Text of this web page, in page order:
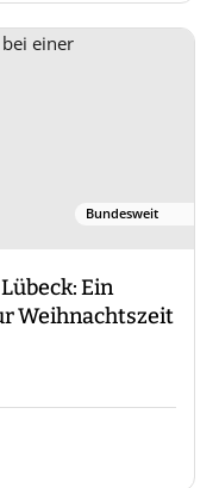
Bundesweit
Ein
Weihnachtszeit